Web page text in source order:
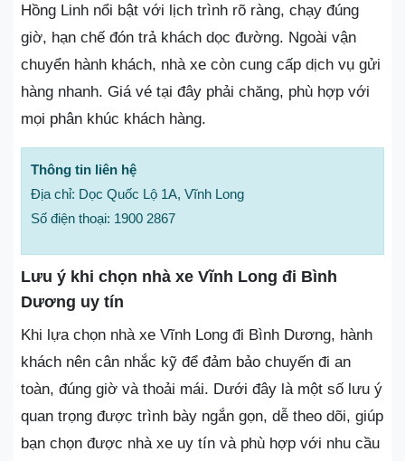
Hồng Linh nổi bật với lịch trình rõ ràng, chạy đúng
giờ, hạn chế đón trả khách dọc đường. Ngoài vận
chuyển hành khách, nhà xe còn cung cấp dịch vụ gửi
hàng nhanh. Giá vé tại đây phải chăng, phù hợp với
mọi phân khúc khách hàng.
Thông tin liên hệ
Địa chỉ: Dọc Quốc Lộ 1A, Vĩnh Long
Số điện thoại: 1900 2867
Lưu ý khi chọn nhà xe Vĩnh Long đi Bình
Dương uy tín
Khi lựa chọn nhà xe Vĩnh Long đi Bình Dương, hành
khách nên cân nhắc kỹ để đảm bảo chuyến đi an
toàn, đúng giờ và thoải mái. Dưới đây là một số lưu ý
quan trọng được trình bày ngắn gọn, dễ theo dõi, giúp
bạn chọn được nhà xe uy tín và phù hợp với nhu cầu